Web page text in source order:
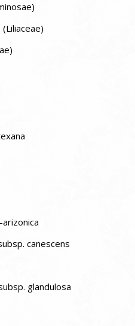
canescens
glandulosa